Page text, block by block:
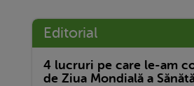
Editorial
4 lucruri pe care le-am
de Ziua Mondială a